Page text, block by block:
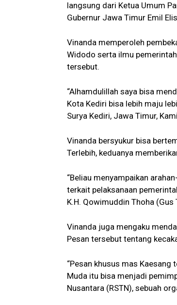
langsung dari Ketua Umum
Gubernur Jawa Timur Emil
Vinanda memperoleh
Widodo serta ilmu
tersebut.
“Alhamdulillah saya bisa
Kota Kediri bisa lebih maju
Surya Kediri, Jawa Timur,
Vinanda bersyukur bisa
Terlebih, keduanya
“Beliau menyampaikan
terkait pelaksanaan
K.H. Qowimuddin Thoha (Gus
Vinanda juga mengaku
Pesan tersebut tentang
“Pesan khusus mas
Muda itu bisa menjadi
Nusantara (RSTN), sebuah